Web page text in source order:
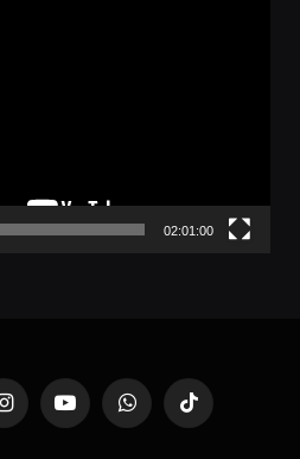
02:01:00
InstagramYouTubeWhatsAppTikTok